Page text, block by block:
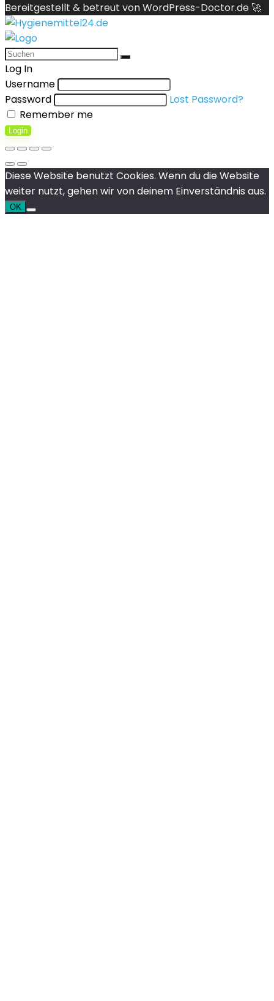
Bereitgestellt & betreut vonWordPress-Doctor.de 🚀
Log In
Username
Password
Lost Password?
Remember me
Login
Diese Website benutzt Cookies. Wenn du die Website
weiter nutzt, gehen wir von deinem Einverständnis aus.
OK